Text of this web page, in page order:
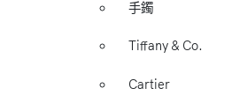
手鐲
Tiffany & Co.
Cartier